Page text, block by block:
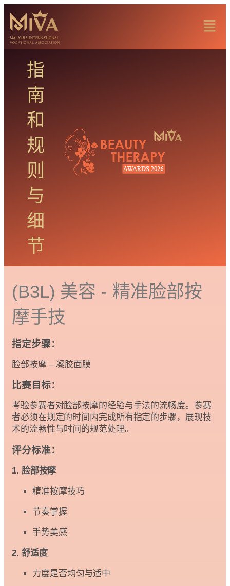
指
南
和
规
则
与
细
节
(B3L) 美容 - 精准脸部按
摩手技
指定步骤：
脸部按摩 – 凝胶面膜
比赛目标：
考验参赛者对脸部按摩的经验与手法的流畅度。参赛
者必须在规定的时间内完成所有指定的步骤，展现技
术的流畅性与时间的规范处理。
评分标准：
1. 脸部按摩
精准按摩技巧
节奏掌握
手势美感
2. 舒适度
力度是否均匀与适中